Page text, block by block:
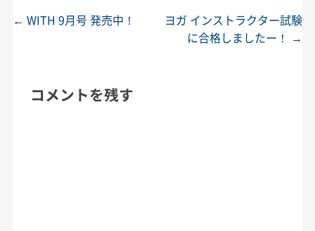
投稿ナビゲーション
← WITH 9月号 発売中！
ヨガ インストラクター試験
に合格しましたー！ →
コメントを残す